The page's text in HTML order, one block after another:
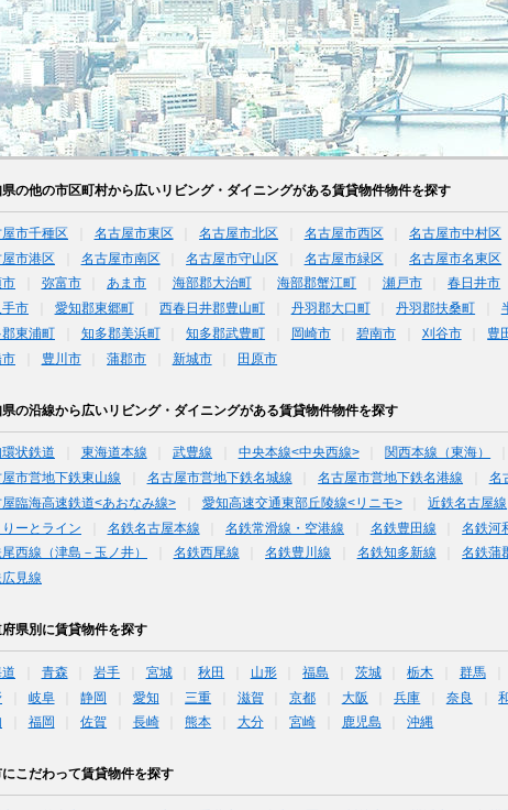
県の他の市区町村から広いリビング・ダイニングがある賃貸物件物件を探す
市千種区 名古屋市東区 名古屋市北区 名古屋市西区 名古屋市中村区
市港区
名古屋市南区 名古屋市守山区 名古屋市緑区 名古屋市名東区
市
弥富市 あま市 海部郡大治町 海部郡蟹江町 瀬戸市 春日井市
手市
愛知郡東郷町 西春日井郡豊山町 丹羽郡大口町 丹羽郡扶桑町
郡東浦町
知多郡美浜町 知多郡武豊町 岡崎市 碧南市 刈谷市 豊
市
豊川市 蒲郡市 新城市 田原市
県の沿線から広いリビング・ダイニングがある賃貸物件物件を探す
状鉄道 東海道本線 武豊線 中央本線<中央西線> 関西本線（東海）
市営地下鉄東山線
名古屋市営地下鉄名城線 名古屋市営地下鉄名港線 名
臨海高速鉄道<あおなみ線>
愛知高速交通東部丘陵線<リニモ> 近鉄名古屋線
ーとライン
名鉄名古屋本線 名鉄常滑線・空港線 名鉄豊田線 名鉄河
西線（津島－玉ノ井）
名鉄西尾線 名鉄豊川線 名鉄知多新線 名鉄蒲
見線
府県別に賃貸物件を探す
青森 岩手 宮城 秋田 山形 福島 茨城 栃木 群馬
岐阜 静岡 愛知 三重 滋賀 京都 大阪 兵庫 奈良
福岡 佐賀 長崎 熊本 大分 宮崎 鹿児島 沖縄
にこだわって賃貸物件を探す